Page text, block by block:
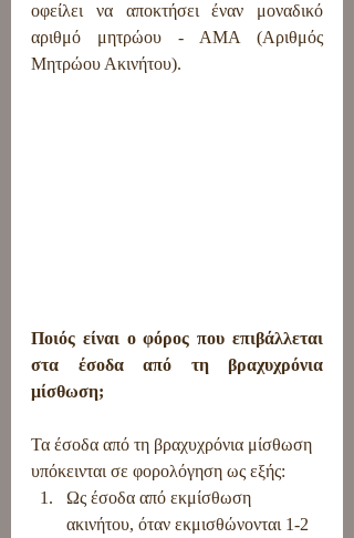
οφείλει να αποκτήσει έναν μοναδικό
αριθμό μητρώου - ΑΜΑ (Αριθμός
Μητρώου Ακινήτου).
Ποιός είναι ο φόρος που επιβάλλεται
στα έσοδα από τη βραχυχρόνια
μίσθωση;
Τα έσοδα από τη βραχυχρόνια μίσθωση
υπόκεινται σε φορολόγηση ως εξής:
Ως έσοδα από εκμίσθωση
ακινήτου, όταν εκμισθώνονται 1-2